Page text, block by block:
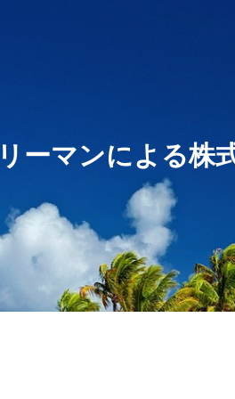
ーマンによる株